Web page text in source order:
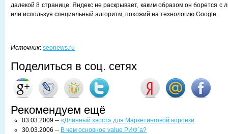
далекой 8 странице. Яндекс не раскрывает, каким образом он борется с
или используя специальный алгоритм, похожий на технологию Google.
Источник: seonews.ru
Поделиться в соц. сетях
Рекомендуем ещё
03.03.2009 -- «Длинный хвост» для Маркетинговой воронки
30.03.2006 -- В чем основное value РИФ`а?